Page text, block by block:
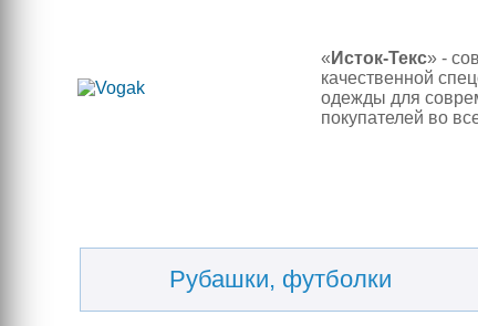
Контакты
« Исток-Текс» -
качественной
одежды для
покупателей во
Рубашки, футболки